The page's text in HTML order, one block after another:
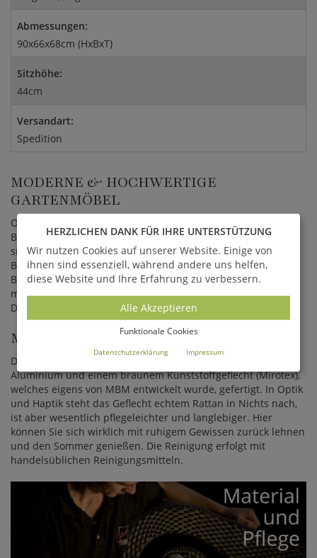
Abmessungen:
90x66x68cm (HxBxT)
Sitzhöhe:
44cm
Versandart:
Spedition
MODERNE & HOCHWERTIGE
GARTENMÖBEL
Ob im Innen- oder im Außenbereich, die Gartenmöbel Serie
Bellini von MBM macht überall eine gute Figur. Gestalten Sie
sich Ihre inidviduelle Wohnwelt, maßgeschneidert auf Ihre
Bedürfnisse. Ob ausladende Lounge oder einladende Bar,
Bellini hält für jeden eine Überraschung bereit. Die
modernen Gartenmöbel überzeugen mit ansprechendem
Design und erstklassiger Qualität - zögern Sie nicht länger!
MIROTEX ALS RATTAN-ALTERNATIVE
Die Gartenmöbel Serie Bellini wird aus hochwertigem
Aluminium und einem braunem Kunststoffgeflecht (Mirotex),
welches eigens von MBM entwickelt wurde, gefertigt. In Optik
und Haptik steht das Geflecht echtem Rattan in Nichts nach,
ist aber wesentlich pflegeleichter und langlebiger. Hier
können Sie sich wirklich mit ruhigem Gewissen zurück lehnen
und den Sommer genießen. Die Reinigung erfolgt mit
handelsüblichen Reinigungsmitteln.
HERZLICHEN DANK FÜR IHRE UNTERSTÜTZUNG
Wir nutzen Cookies auf unserer Website. Einige von
ihnen sind essenziell, während andere uns helfen,
diese Website und Ihre Erfahrung zu verbessern.
Alle Akzeptieren
Funktionale Cookies
Datenschutzerklärung Impressum